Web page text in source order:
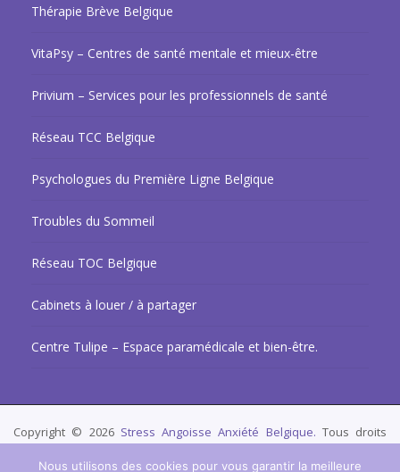
Thérapie Brève Belgique
VitaPsy – Centres de santé mentale et mieux-être
Privium – Services pour les professionnels de santé
Réseau TCC Belgique
Psychologues du Première Ligne Belgique
Troubles du Sommeil
Réseau TOC Belgique
Cabinets à louer / à partager
Centre Tulipe – Espace paramédicale et bien-être.
Copyright © 2026 Stress Angoisse Anxiété Belgique. Tous droits
Nous utilisons des cookies pour vous garantir la meilleure